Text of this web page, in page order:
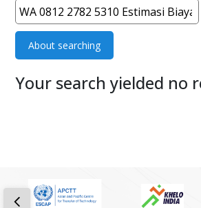
About searching
Your search yielded no